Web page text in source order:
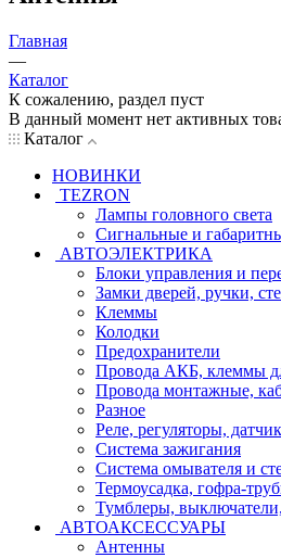
Главная
—
Каталог
К сожалению, раздел пуст
В данный момент нет активных
Каталог
НОВИНКИ
TEZRON
Лампы головного света
Сигнальные и
АВТОЭЛЕКТРИКА
Блоки управления и
Замки дверей, ручки,
Клеммы
Колодки
Предохранители
Провода АКБ, клеммы
Провода монтажные,
Разное
Реле, регуляторы,
Система зажигания
Система омывателя и
Термоусадка, гофра-
Тумблеры,
АВТОАКСЕССУАРЫ
Антенны